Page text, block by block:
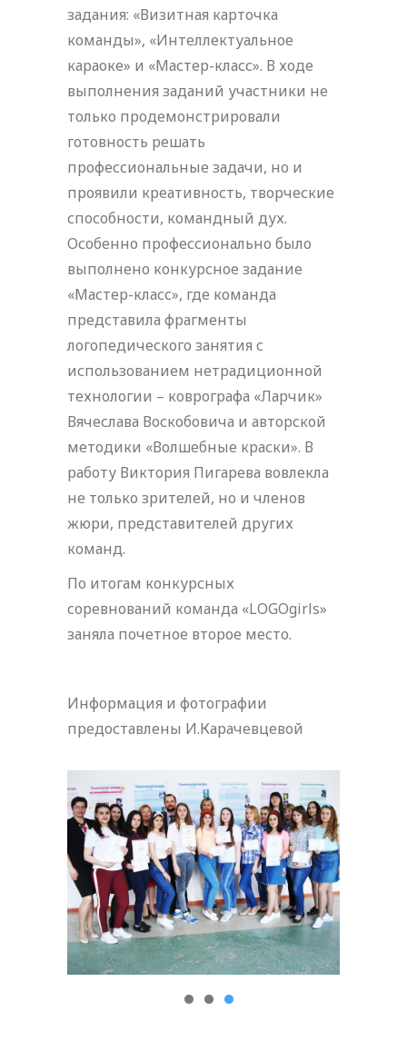
задания: «Визитная карточка
команды», «Интеллектуальное
караоке» и «Мастер-класс». В ходе
выполнения заданий участники не
только продемонстрировали
готовность решать
профессиональные задачи, но и
проявили креативность, творческие
способности, командный дух.
Особенно профессионально было
выполнено конкурсное задание
«Мастер-класс», где команда
представила фрагменты
логопедического занятия с
использованием нетрадиционной
технологии – коврографа «Ларчик»
Вячеслава Воскобовича и авторской
методики «Волшебные краски». В
работу Виктория Пигарева вовлекла
не только зрителей, но и членов
жюри, представителей других
команд.
По итогам конкурсных
соревнований команда «LOGOgirls»
заняла почетное второе место.
Информация и фотографии
предоставлены И.Карачевцевой